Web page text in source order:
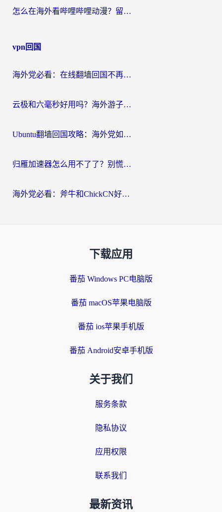
怎么在海外看哔哩哔哩动漫？留学生亲测有效的回国加速方案
vpn回国
海外党必看：在线翻墙回国不再难！教你选对加速器无缝刷国内资源
云极和六毫秒好用吗？海外游子解锁国内资源的真实答案
Ubuntu翻墙回国攻略：海外党如何选对加速器，无缝刷国内剧玩游戏？
归雁加速器怎么用不了了？别慌，这篇指南教你如何丝滑“回家”
海外党必看：斧牛和ChickCN好用吗？3款热门加速器实测+番茄加速器深度体验
下载应用
番茄 Windows PC电脑版
番茄 macOS苹果电脑版
番茄 ios苹果手机版
番茄 Android安卓手机版
关于我们
服务条款
隐私协议
应用权限
联系我们
最新资讯